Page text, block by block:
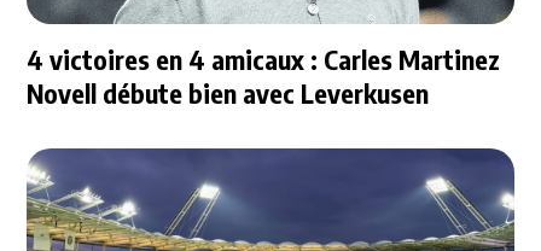
4 victoires en 4 amicaux : Carles Martinez
Novell débute bien avec Leverkusen